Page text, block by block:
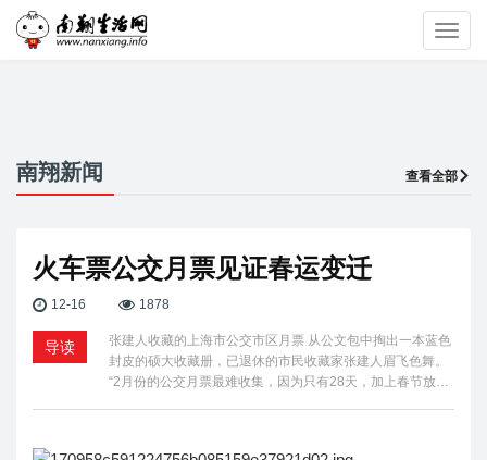
南翔新闻 查看全部
火车票公交月票见证春运变迁
12-16 1878
导读
张建人收藏的上海市公交市区月票 从公文包中掏出一本蓝色
封皮的硕大收藏册，已退休的市民收藏家张建人眉飞色舞。
“2月份的公交月票最难收集，因为只有28天，加上春节放…